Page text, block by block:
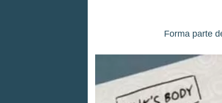
Forma parte